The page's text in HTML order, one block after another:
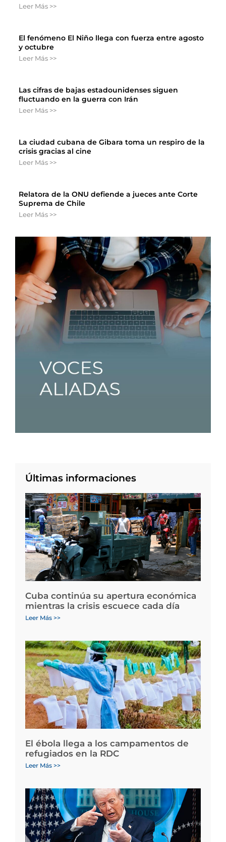
Leer Más >>
El fenómeno El Niño llega con fuerza entre agosto
y octubre
Leer Más >>
Las cifras de bajas estadounidenses siguen
fluctuando en la guerra con Irán
Leer Más >>
La ciudad cubana de Gibara toma un respiro de la
crisis gracias al cine
Leer Más >>
Relatora de la ONU defiende a jueces ante Corte
Suprema de Chile
Leer Más >>
Últimas informaciones
Cuba continúa su apertura económica
mientras la crisis escuece cada día
Leer Más >>
El ébola llega a los campamentos de
refugiados en la RDC
Leer Más >>